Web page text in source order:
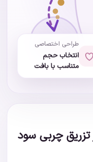
طراحی اختصاصی
انتخاب حجم
متناسب با بافت
چربی سود